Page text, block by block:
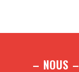
– NOUS –